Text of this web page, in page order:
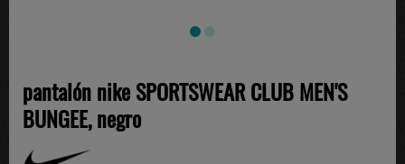
pantalón nike SPORTSWEAR CLUB MEN'S
BUNGEE, negro